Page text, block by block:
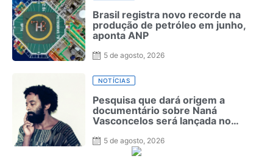
Brasil registra novo recorde na
produção de petróleo em junho,
aponta ANP
5 de agosto, 2026
NOTÍCIAS
Pesquisa que dará origem a
documentário sobre Naná
Vasconcelos será lançada no
5 de agosto, 2026